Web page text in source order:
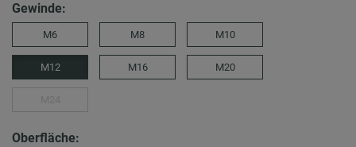
Gewinde:
M6 M8 M10
M12 M16 M20
Oberfläche: